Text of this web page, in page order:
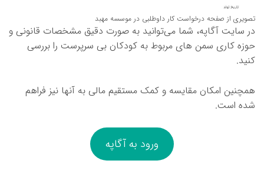
تصویری از صفحه درخواست کار داوطلبی در موسسه مهبد
در سایت آگاپه، شما می‌توانید به صورت دقیق مشخصات قانونی و
حوزه کاری سمن های مربوط به کودکان بی سرپرست را بررسی
کنید.
همچنین امکان مقایسه و کمک مستقیم مالی به آنها نیز فراهم
شده است.
ورود به آگاپه